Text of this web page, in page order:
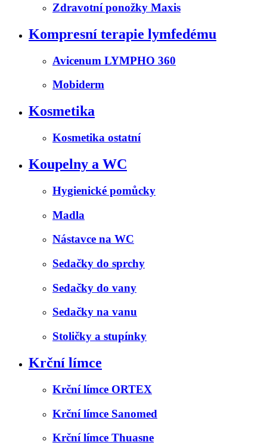
Zdravotní ponožky Maxis
Kompresní terapie lymfedému
Avicenum LYMPHO 360
Mobiderm
Kosmetika
Kosmetika ostatní
Koupelny a WC
Hygienické pomůcky
Madla
Nástavce na WC
Sedačky do sprchy
Sedačky do vany
Sedačky na vanu
Stoličky a stupínky
Krční límce
Krční límce ORTEX
Krční límce Sanomed
Krční límce Thuasne